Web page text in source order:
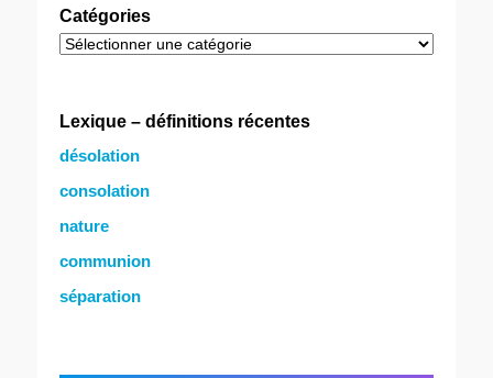
Catégories
Catégories
Lexique – définitions récentes
désolation
consolation
nature
communion
séparation